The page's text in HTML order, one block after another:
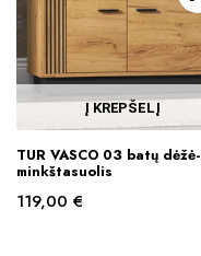
Į KREPŠELĮ
TUR VASCO 03 batų dėžė-
minkštasuolis
119,00 €